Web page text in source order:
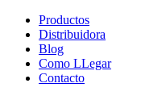
Productos
Distribuidora
Blog
Como LLegar
Contacto